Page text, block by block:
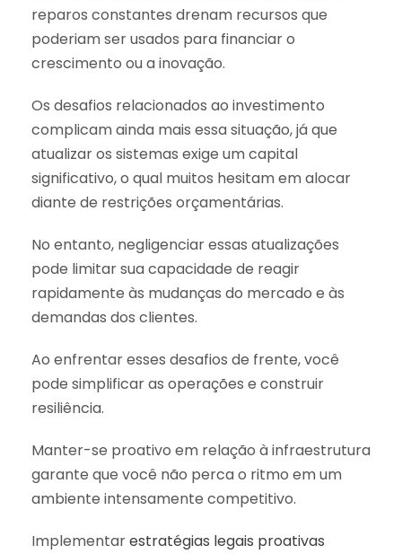
reparos constantes drenam recursos que
poderiam ser usados para financiar o
crescimento ou a inovação.
Os desafios relacionados ao investimento
complicam ainda mais essa situação, já que
atualizar os sistemas exige um capital
significativo, o qual muitos hesitam em alocar
diante de restrições orçamentárias.
No entanto, negligenciar essas atualizações
pode limitar sua capacidade de reagir
rapidamente às mudanças do mercado e às
demandas dos clientes.
Ao enfrentar esses desafios de frente, você
pode simplificar as operações e construir
resiliência.
Manter-se proativo em relação à infraestrutura
garante que você não perca o ritmo em um
ambiente intensamente competitivo.
Implementarestratégias legais proativas